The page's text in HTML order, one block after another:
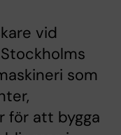
vid
som
för att bygga